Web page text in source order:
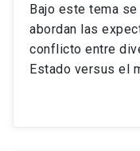
Bajo este tema
abordan las
conflicto entre
Estado versus el